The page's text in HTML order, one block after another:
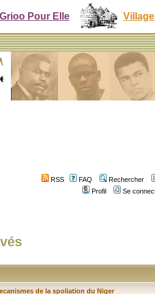
Grioo Pour Elle Village
RSS FAQ
Rechercher
Profil
Se
de la spoliation du Niger